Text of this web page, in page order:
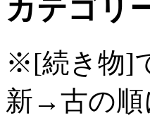
カテゴリ
※[続き物]
新→古の順